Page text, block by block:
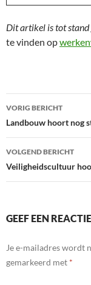
Dit artikel is tot
te vinden op
Bericht
navigatie
VORIG BERICHT
Landbouw hoort nog
VOLGEND BERICHT
Veiligheidscultuur
GEEF EEN REACTIE
Je e-mailadres wordt
gemarkeerd met *